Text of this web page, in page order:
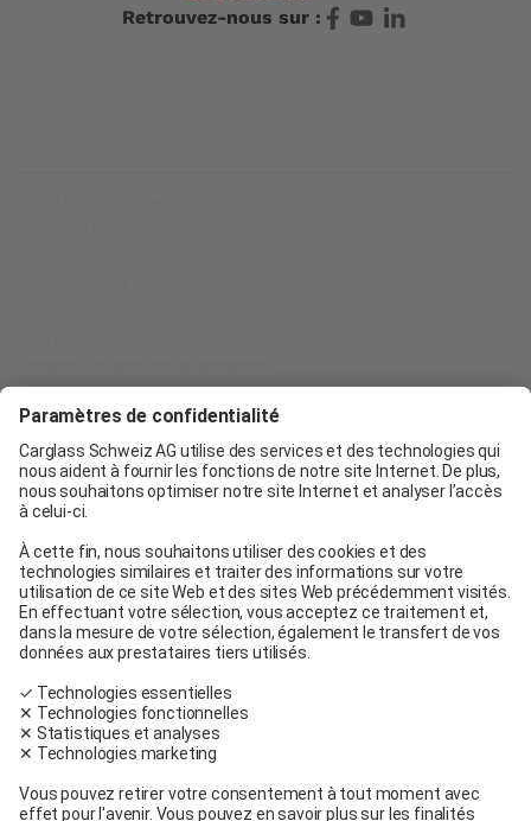
Retrouvez-nous sur :
Carglass® Genève
Carglass® Pratteln
Carglass® Berne
Carglass® Winterthur
Carglass® Oftringen
Carglass® Volketswil
Contact
Carglass® près de chez moi
Facebook
Youtube
Linkedin
Conditions générales